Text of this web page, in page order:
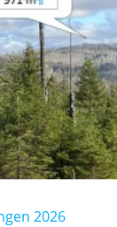
2026